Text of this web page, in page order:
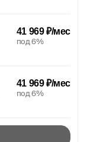
41 969 ₽/мес
под 6%
41 969 ₽/мес
под 6%